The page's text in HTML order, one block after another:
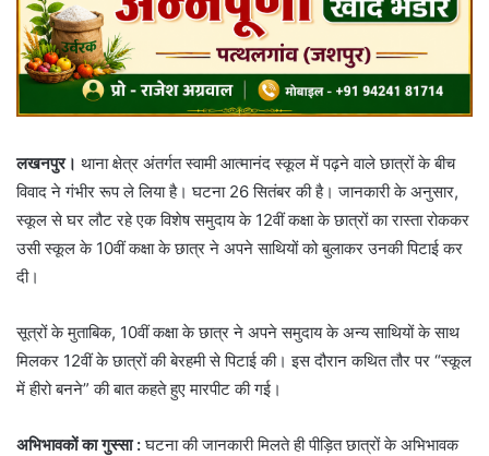
लखनपुर। थाना क्षेत्र अंतर्गत स्वामी आत्मानंद स्कूल में पढ़ने वाले छात्रों के बीच
विवाद ने गंभीर रूप ले लिया है। घटना 26 सितंबर की है। जानकारी के अनुसार,
स्कूल से घर लौट रहे एक विशेष समुदाय के 12वीं कक्षा के छात्रों का रास्ता रोककर
उसी स्कूल के 10वीं कक्षा के छात्र ने अपने साथियों को बुलाकर उनकी पिटाई कर
दी।
सूत्रों के मुताबिक, 10वीं कक्षा के छात्र ने अपने समुदाय के अन्य साथियों के साथ
मिलकर 12वीं के छात्रों की बेरहमी से पिटाई की। इस दौरान कथित तौर पर “स्कूल
में हीरो बनने” की बात कहते हुए मारपीट की गई।
अभिभावकों का गुस्सा :घटना की जानकारी मिलते ही पीड़ित छात्रों के अभिभावक